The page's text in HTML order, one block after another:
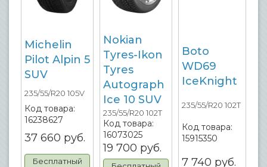
Michelin
Pilot Alpin 5
SUV
235/55/R20 105V
Код товара:
16238627
37 660 руб.
Бесплатный
Nokian
Tyres-Ikon
Tyres
Autograph
Ice 10 SUV
235/55/R20 102T
Код товара:
16073025
19 700 руб.
Boto
WD69
IceKnight
235/55/R20 102T
Код товара:
15915350
7 740 руб.